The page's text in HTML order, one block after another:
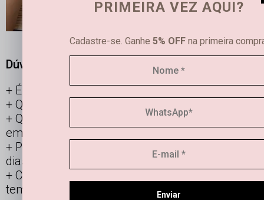
Dúvidas frequentes
É possível limpar joias femininas em casa?
Qual é a diferença entre semijoias e bijuterias?
Qual a durabilidade de uma semi joia banhada
em ouro e prata?
Posso usar os acessórios banhados todos os
dias?
Como manter minha joia linda por mais
tempo?
PRIMEIRA VEZ AQUI?
Cadastre-se. Ganhe 5% OFF na primeira
Enviar